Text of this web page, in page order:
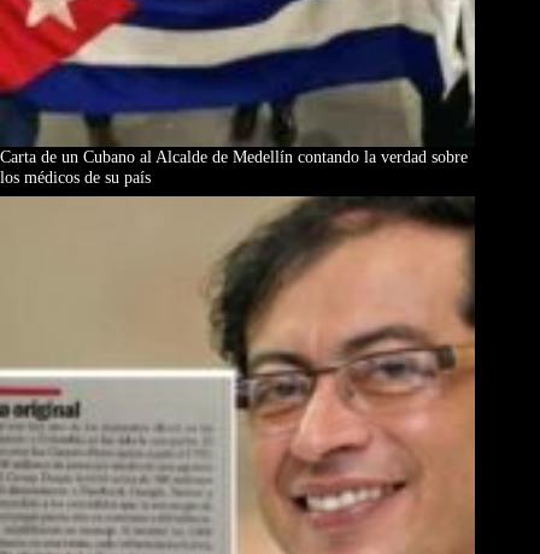
Carta de un Cubano al Alcalde de Medellín contando la verdad sobre
los médicos de su país